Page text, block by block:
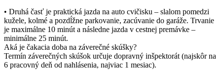
• Druhá časť je praktická jazda na auto cvičisku – slalom pomedzi
kužele, kolmé a pozdĺžne parkovanie, zacúvanie do garáže. Trvanie
je maximálne 10 minút a následne jazda v cestnej premávke –
minimálne 25 minút.
Aká je čakacia doba na záverečné skúšky?
Termín záverečných skúšok určuje dopravný inšpektorát (najskôr na
6 pracovný deň od nahlásenia, najviac 1 mesiac).